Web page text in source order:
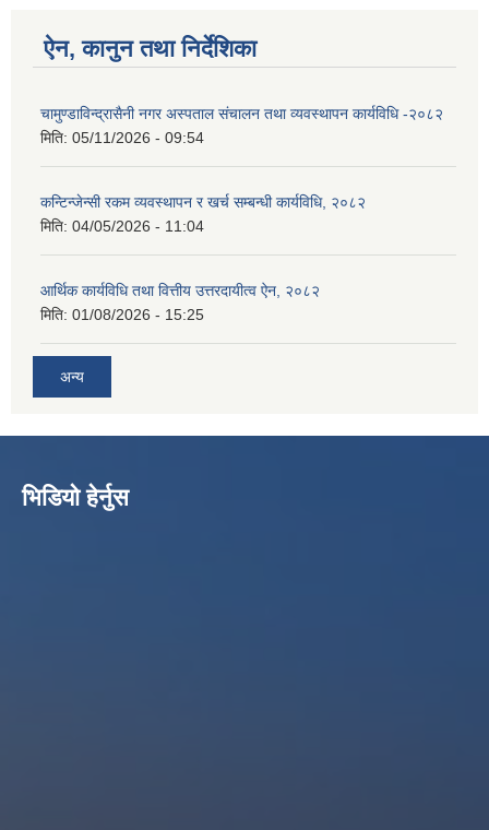
ऐन, कानुन तथा निर्देशिका
चामुण्डाविन्द्रासैनी नगर अस्पताल संचालन तथा व्यवस्थापन कार्यविधि -२०८२
मिति: 05/11/2026 - 09:54
कन्टिन्जेन्सी रकम व्यवस्थापन र खर्च सम्बन्धी कार्यविधि, २०८२
मिति: 04/05/2026 - 11:04
आर्थिक कार्यविधि तथा वित्तीय उत्तरदायीत्व ऐन, २०८२
मिति: 01/08/2026 - 15:25
अन्य
भिडियो हेर्नुस